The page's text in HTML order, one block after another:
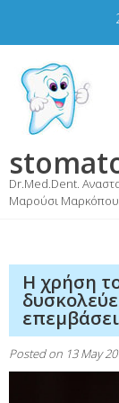
Dr.Med.Dent.
Μαρούσι
Η χρήση
Posted on 13 May